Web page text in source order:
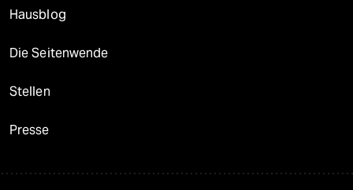
Hausblog
Die Seitenwende
Stellen
Presse